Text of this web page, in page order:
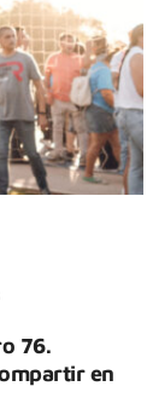
76.
en